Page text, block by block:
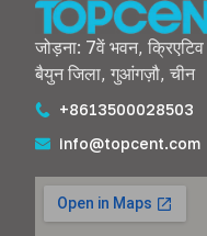
जोड़ना: 7वें भवन, क्रिएटिव
बैयुन जिला, गुआंगज़ौ, चीन
+8613500028503
info@topcent.com